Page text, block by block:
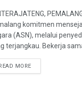
komitmen
(ASN), melalui
terjangkau. Bekerja
READ MOREDETAILS